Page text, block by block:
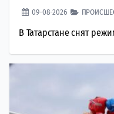
09-08-2026
В Татарстане снят